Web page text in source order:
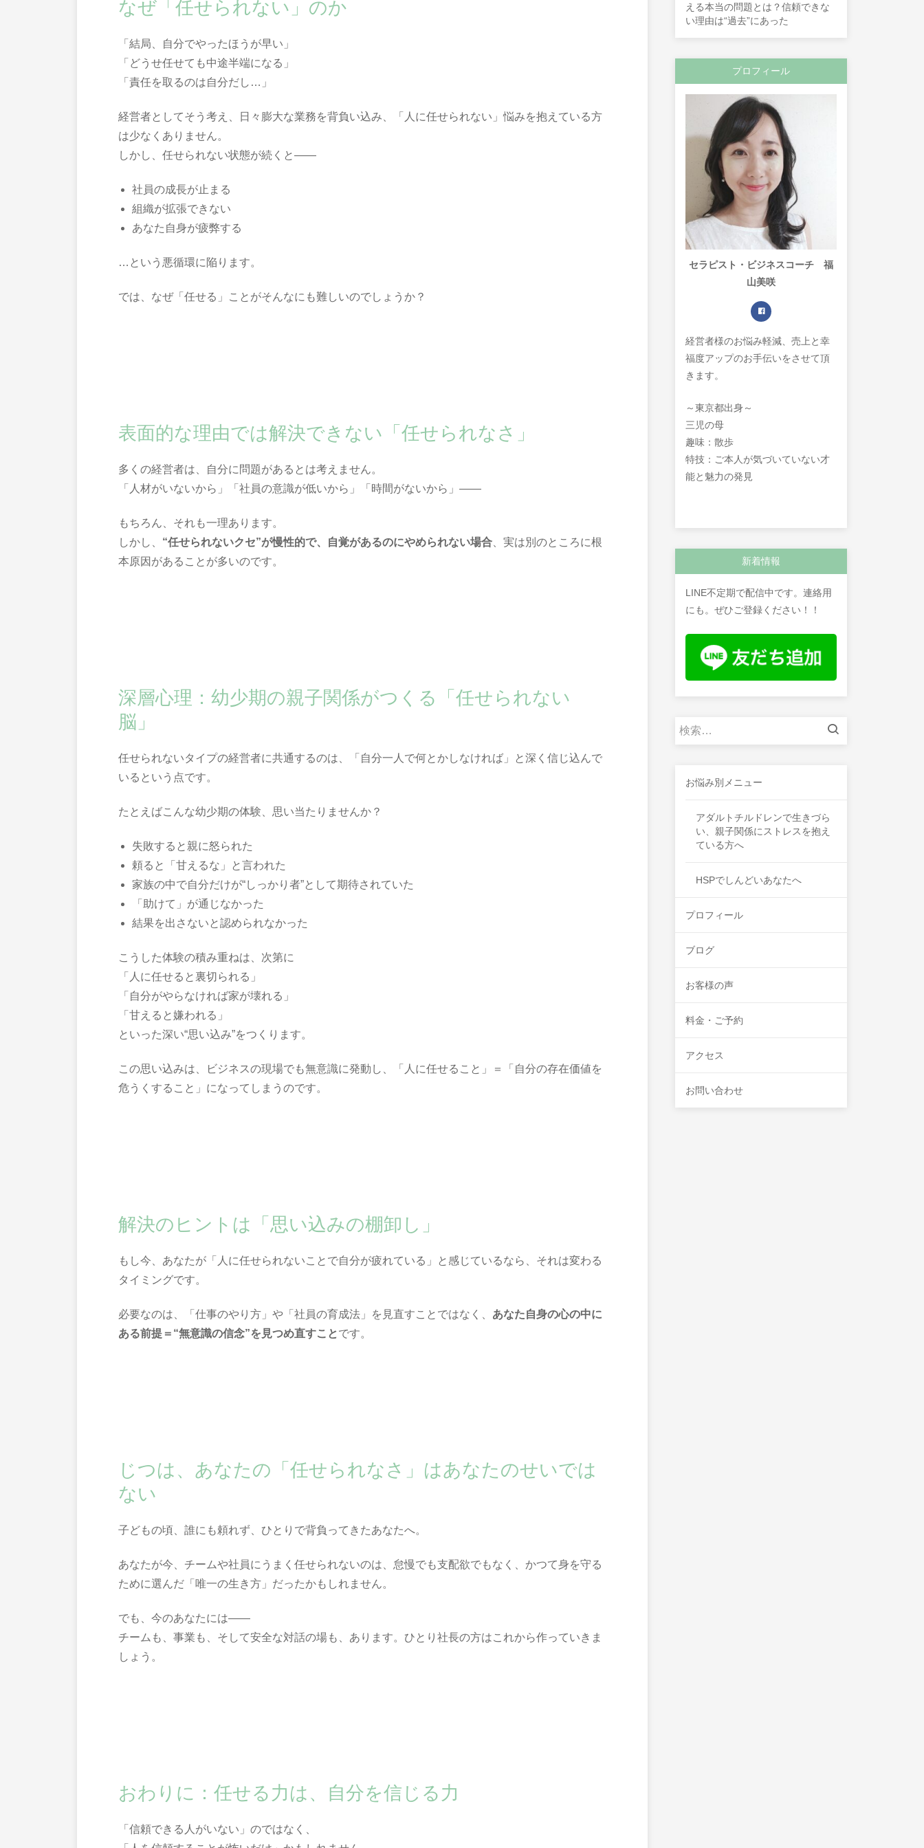
なぜ「任せられない」のか
「結局、自分でやったほうが早い」
「どうせ任せても中途半端になる」
「責任を取るのは自分だし…」
経営者としてそう考え、日々膨大な業務を背負い込み、「人に任せられない」悩みを抱えている方
は少なくありません。
しかし、任せられない状態が続くと――
社員の成長が止まる
組織が拡張できない
あなた自身が疲弊する
…という悪循環に陥ります。
では、なぜ「任せる」ことがそんなにも難しいのでしょうか？
表面的な理由では解決できない「任せられなさ」
多くの経営者は、自分に問題があるとは考えません。
「人材がいないから」「社員の意識が低いから」「時間がないから」――
もちろん、それも一理あります。
しかし、 “任せられないクセ”が慢性的で、自覚があるのにやめられない場合 、実は別のところに根
本原因があることが多いのです。
深層心理：幼少期の親子関係がつくる「任せられない
脳」
任せられないタイプの経営者に共通するのは、「自分一人で何とかしなければ」と深く信じ込んで
いるという点です。
たとえばこんな幼少期の体験、思い当たりませんか？
失敗すると親に怒られた
頼ると「甘えるな」と言われた
家族の中で自分だけが“しっかり者”として期待されていた
「助けて」が通じなかった
結果を出さないと認められなかった
こうした体験の積み重ねは、次第に
「人に任せると裏切られる」
「自分がやらなければ家が壊れる」
「甘えると嫌われる」
といった深い“思い込み”をつくります。
この思い込みは、ビジネスの現場でも無意識に発動し、「人に任せること」＝「自分の存在価値を
危うくすること」になってしまうのです。
解決のヒントは「思い込みの棚卸し」
もし今、あなたが「人に任せられないことで自分が疲れている」と感じているなら、それは変わる
タイミングです。
必要なのは、「仕事のやり方」や「社員の育成法」を見直すことではなく、 あなた自身の心の中に
ある前提＝“無意識の信念”を見つめ直すことです。
じつは、あなたの「任せられなさ」はあなたのせいでは
ない
子どもの頃、誰にも頼れず、ひとりで背負ってきたあなたへ。
あなたが今、チームや社員にうまく任せられないのは、怠慢でも支配欲でもなく、かつて身を守る
ために選んだ「唯一の生き方」だったかもしれません。
でも、今のあなたには――
チームも、事業も、そして安全な対話の場も、あります。ひとり社長の方はこれから作っていきま
しょう。
おわりに：任せる力は、自分を信じる力
「信頼できる人がいない」のではなく、
える本当の問題とは？信頼できな
い理由は“過去”にあった
プロフィール
セラピスト・ビジネスコーチ 福
山美咲
経営者様のお悩み軽減、売上と幸
福度アップのお手伝いをさせて頂
きます。
～東京都出身～
三児の母
趣味：散歩
特技：ご本人が気づいていない才
能と魅力の発見
新着情報
LINE不定期で配信中です。連絡用
にも。ぜひご登録ください！！
検
索:
お悩み別メニュー
アダルトチルドレンで生きづら
い、親子関係にストレスを抱え
ている方へ
HSPでしんどいあなたへ
プロフィール
ブログ
お客様の声
料金・ご予約
アクセス
お問い合わせ